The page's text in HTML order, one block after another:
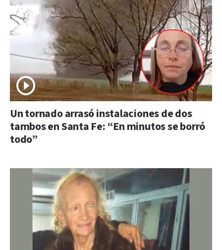
Un tornado arrasó instalaciones de dos
tambos en Santa Fe: “En minutos se borró
todo”